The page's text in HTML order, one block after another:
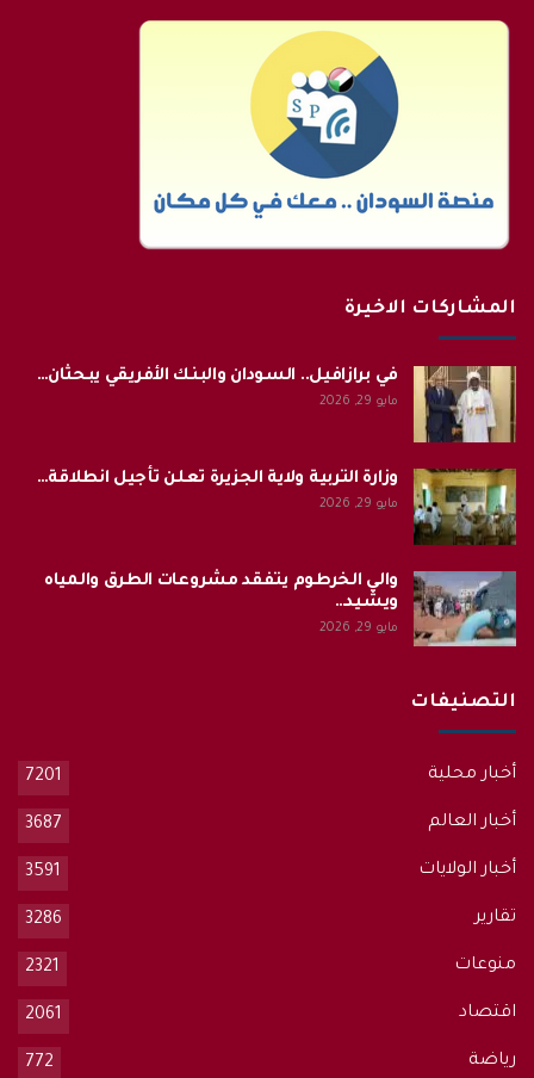
المشاركات الاخيرة
في برازافيل.. السودان والبنك الأفريقي يبحثان…
مايو 29, 2026
وزارة التربية ولاية الجزيرة تعلن تأجيل انطلاقة…
مايو 29, 2026
والي الخرطوم يتفقد مشروعات الطرق والمياه
ويشيد…
مايو 29, 2026
التصنيفات
أخبار محلية 7201
أخبار العالم 3687
أخبار الولايات 3591
تقارير 3286
منوعات 2321
اقتصاد 2061
رياضة 772